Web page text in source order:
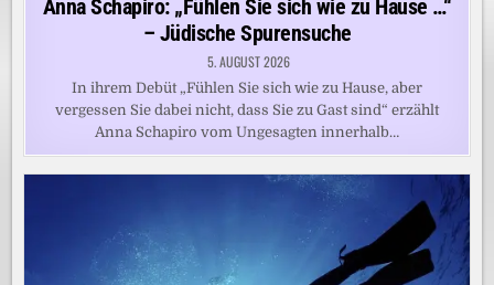
Anna Schapiro: „Fühlen Sie sich wie zu Hause …“
– Jüdische Spurensuche
5. AUGUST 2026
In ihrem Debüt „Fühlen Sie sich wie zu Hause, aber
vergessen Sie dabei nicht, dass Sie zu Gast sind“ erzählt
Anna Schapiro vom Ungesagten innerhalb…